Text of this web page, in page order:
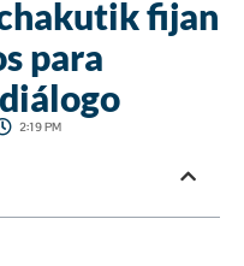
fijan
para
2:19 PM